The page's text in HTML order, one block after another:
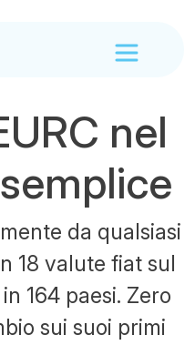
nel
da qualsiasi
18 valute fiat sul
164 paesi. Zero
sui suoi primi